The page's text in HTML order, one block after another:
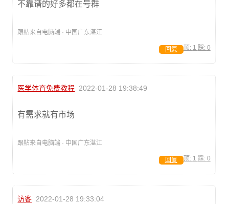
不靠谱的好多都在号群
跟帖来自电脑端 · 中国广东湛江
顶: 1 踩: 0
回复
医学体育免费教程 2022-01-28 19:38:49
有需求就有市场
跟帖来自电脑端 · 中国广东湛江
顶: 1 踩: 0
回复
访客 2022-01-28 19:33:04